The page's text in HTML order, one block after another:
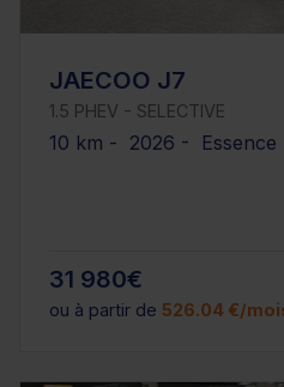
JAECOO J7
1.5 PHEV - SELECTIVE
10 km - 2026 -
31 980€
ou à partir de 526.04 €/